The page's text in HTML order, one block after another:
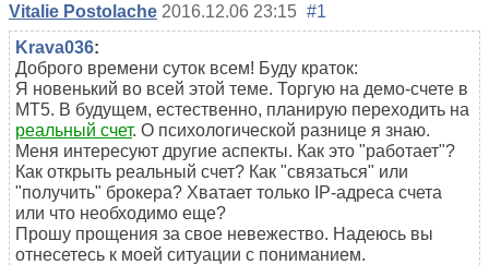
Vitalie Postolache 2016.12.06 23:15 #1
Krava036:
Доброго времени суток всем! Буду краток:
Я новенький во всей этой теме. Торгую на демо-счете в
MT5. В будущем, естественно, планирую переходить на
реальный счет. О психологической разнице я знаю.
Меня интересуют другие аспекты. Как это "работает"?
Как открыть реальный счет? Как "связаться" или
"получить" брокера? Хватает только IP-адреса счета
или что необходимо еще?
Прошу прощения за свое невежество. Надеюсь вы
отнесетесь к моей ситуации с пониманием.